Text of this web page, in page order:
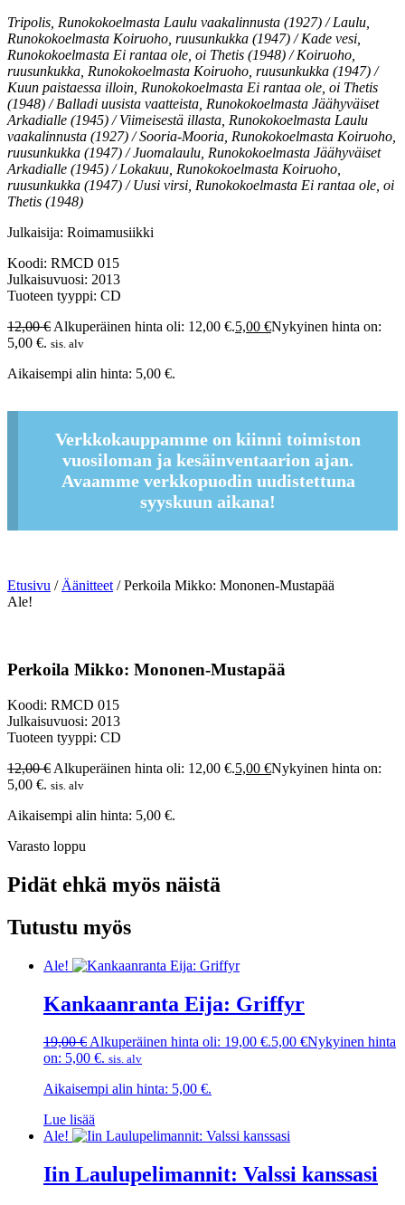
Tripolis, Runokokoelmasta Laulu vaakalinnusta (1927) / Laulu,
Runokokoelmasta Koiruoho, ruusunkukka (1947) / Kade vesi,
Runokokoelmasta Ei rantaa ole, oi Thetis (1948) / Koiruoho,
ruusunkukka, Runokokoelmasta Koiruoho, ruusunkukka (1947) /
Kuun paistaessa illoin, Runokokoelmasta Ei rantaa ole, oi Thetis
(1948) / Balladi uusista vaatteista, Runokokoelmasta Jäähyväiset
Arkadialle (1945) / Viimeisestä illasta, Runokokoelmasta Laulu
vaakalinnusta (1927) / Sooria-Mooria, Runokokoelmasta Koiruoho,
ruusunkukka (1947) / Juomalaulu, Runokokoelmasta Jäähyväiset
Arkadialle (1945) / Lokakuu, Runokokoelmasta Koiruoho,
ruusunkukka (1947) / Uusi virsi, Runokokoelmasta Ei rantaa ole, oi
Thetis (1948)
Julkaisija: Roimamusiikki
Koodi: RMCD 015
Julkaisuvuosi: 2013
Tuoteen tyyppi: CD
12,00€ Alkuperäinen hinta oli: 12,00 €.5,00 €Nykyinen hinta on:
5,00 €. sis. alv
Aikaisempi alin hinta: 5,00 €.
Verkkokauppamme on kiinni toimiston
vuosiloman ja kesäinventaarion ajan.
Avaamme verkkopuodin uudistettuna
syyskuun aikana!
Etusivu /Äänitteet/ Perkoila Mikko: Mononen-Mustapää
Ale!
Perkoila Mikko: Mononen-Mustapää
Koodi: RMCD 015
Julkaisuvuosi: 2013
Tuoteen tyyppi: CD
12,00€ Alkuperäinen hinta oli: 12,00 €.5,00 €Nykyinen hinta on:
5,00 €. sis. alv
Aikaisempi alin hinta: 5,00 €.
Varasto loppu
Pidät ehkä myös näistä
Tutustu myös
Ale!
Kankaanranta Eija: Griffyr
19,00€Alkuperäinen hinta oli: 19,00 €.5,00 €Nykyinen hinta
on: 5,00 €. sis. alv
Aikaisempi alin hinta: 5,00 €.
Lue lisää
Ale!
Iin Laulupelimannit: Valssi kanssasi